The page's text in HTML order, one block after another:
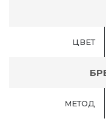
ЦВЕТ
МЕТОД